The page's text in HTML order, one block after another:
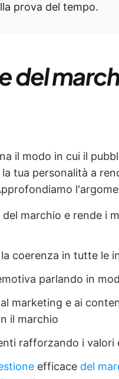
prova del tempo.
del
il modo in cui il
tua personalità a
marchio e rende i
coerenza in tutte le
parlando in
marketing e ai
il marchio
rafforzando i valori
efficace del